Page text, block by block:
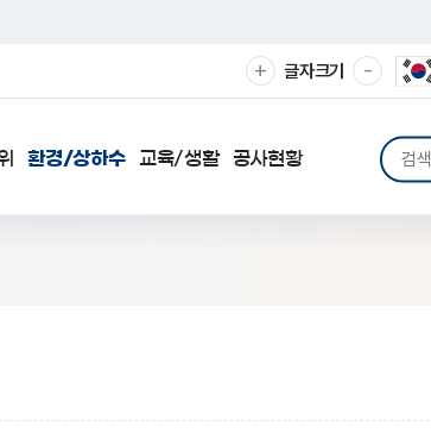
+확
대
보
글자크기 -축
소
서
보
기
환경/상하수 교육/생활 공사현황
검
색